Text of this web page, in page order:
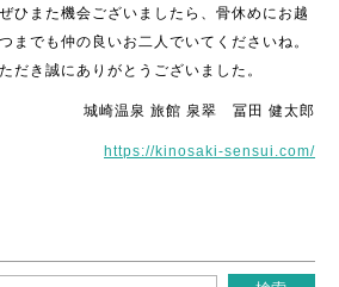
ひまた機会ございましたら、骨休めにお越
までも仲の良いお二人でいてくださいね。
だき誠にありがとうございました。
城崎温泉 旅館 泉翠 冨田 健太郎
https://kinosaki-sensui.com/